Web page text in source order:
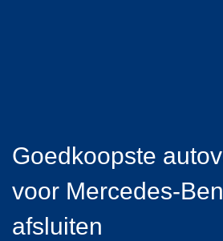
Goedkoopste
voor Mercedes-
afsluiten